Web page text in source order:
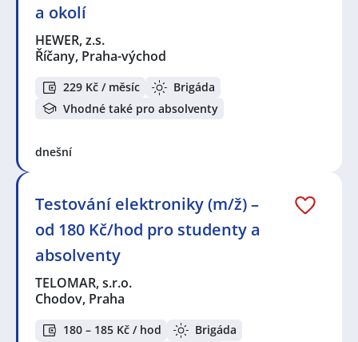
a okolí
HEWER, z.s.
Říčany, Praha-východ
229 Kč / měsíc
Brigáda
Vhodné také pro absolventy
dnešní
Testování elektroniky (m/ž) –
od 180 Kč/hod pro studenty a
absolventy
TELOMAR, s.r.o.
Chodov, Praha
180 – 185 Kč / hod
Brigáda